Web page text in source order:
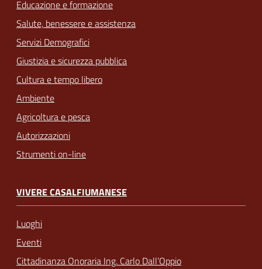
Educazione e formazione
Salute, benessere e assistenza
Servizi Demografici
Giustizia e sicurezza pubblica
Cultura e tempo libero
Ambiente
Agricoltura e pesca
Autorizzazioni
Strumenti on-line
VIVERE CASALFIUMANESE
Luoghi
Eventi
Cittadinanza Onoraria Ing. Carlo Dall’Oppio